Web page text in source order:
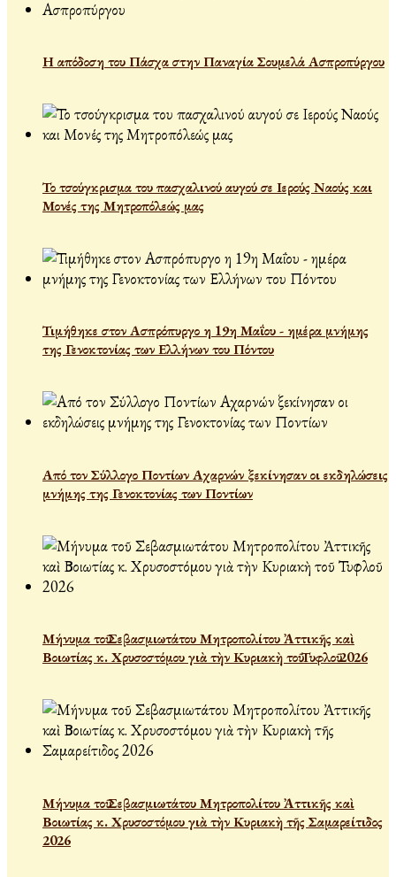
Η απόδοση του Πάσχα στην Παναγία Σουμελά Ασπροπύργου
Το τσούγκρισμα του πασχαλινού αυγού σε Ιερούς Ναούς και
Μονές της Μητροπόλεώς μας
Τιμήθηκε στον Ασπρόπυργο η 19η Μαΐου - ημέρα μνήμης
της Γενοκτονίας των Ελλήνων του Πόντου
Από τον Σύλλογο Ποντίων Αχαρνών ξεκίνησαν οι εκδηλώσεις
μνήμης της Γενοκτονίας των Ποντίων
Μήνυμα τοῦ Σεβασμιωτάτου Μητροπολίτου Ἀττικῆς καὶ
Βοιωτίας κ. Χρυσοστόμου γιὰ τὴν Κυριακὴ τοῦ Τυφλοῦ 2026
Μήνυμα τοῦ Σεβασμιωτάτου Μητροπολίτου Ἀττικῆς καὶ
Βοιωτίας κ. Χρυσοστόμου γιὰ τὴν Κυριακὴ τῆς Σαμαρείτιδος
2026